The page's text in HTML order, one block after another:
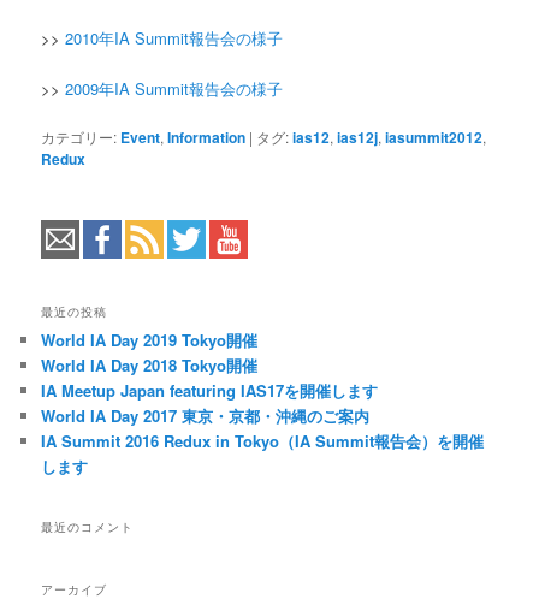
>>2010年IA Summit報告会の様子
>>2009年IA Summit報告会の様子
カテゴリー: Event,Information | タグ:ias12,ias12j,iasummit2012,
Redux
最近の投稿
World IA Day 2019 Tokyo開催
World IA Day 2018 Tokyo開催
IA Meetup Japan featuring IAS17を開催します
World IA Day 2017 東京・京都・沖縄のご案内
IA Summit 2016 Redux in Tokyo（IA Summit報告会）を開催
します
最近のコメント
アーカイブ